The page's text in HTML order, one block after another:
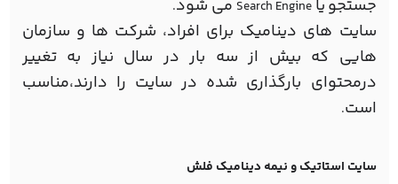
جستجویاSearch Engine می شود.
سایت های دینامیک برای افراد، شرکت ها و سازمان
هایی که بیش از سه بار در سال نیاز به تغییر
درمحتوای بارگذاری شده در سایت را دارند،مناسب
است.
سایت استاتیک و نیمه دینامیک فلش